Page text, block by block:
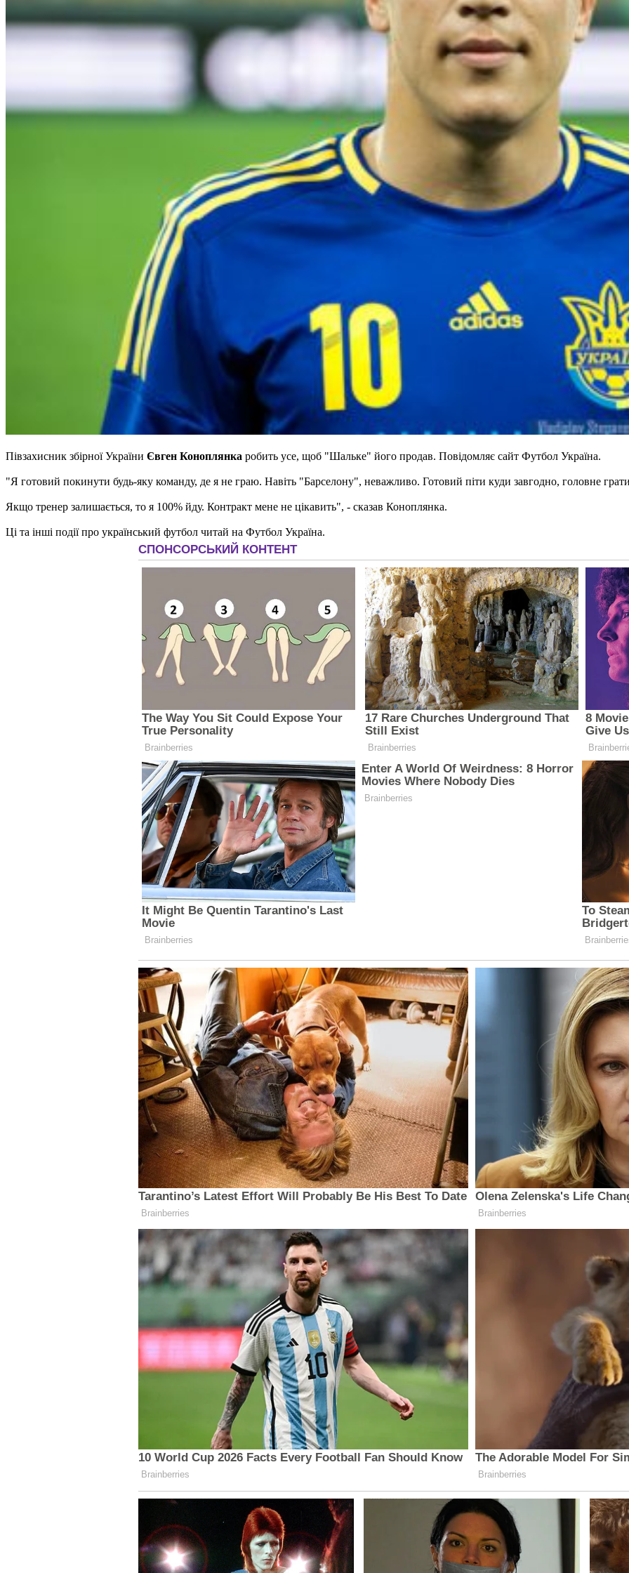
Півзахисник збірної України Євген Коноплянка робить усе, щоб "Шальке" його продав. Повідомляє сайт Футбол Україна.
"Я готовий покинути будь-яку команду, де я не граю. Навіть "Барселону", неважливо. Готовий піти куди завгодно, головне
Якщо тренер залишається, то я 100% йду. Контракт мене не цікавить", - сказав Коноплянка.
Ці та інші події про український футбол читай на Футбол Україна.